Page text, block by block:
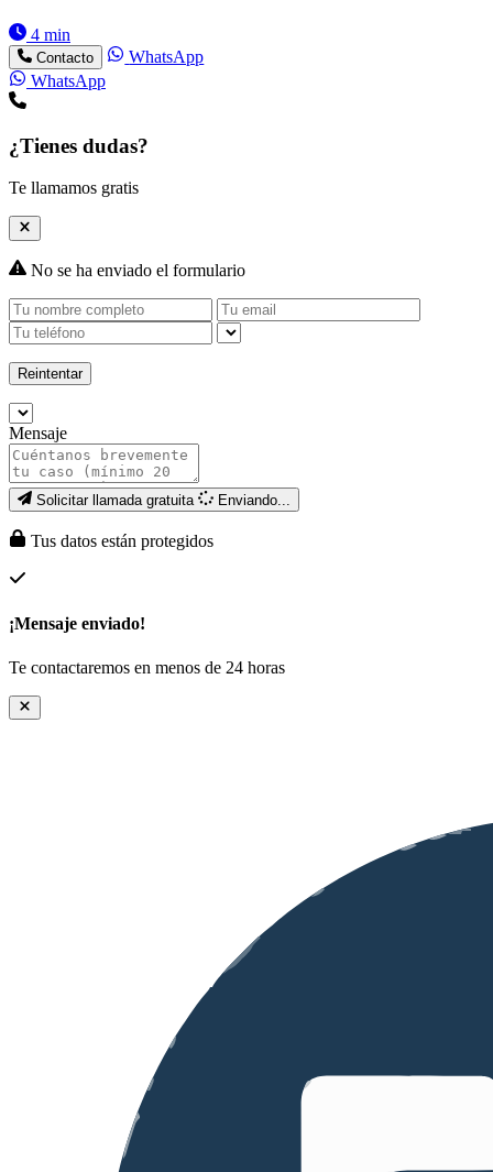
4 min
Contacto
WhatsApp
WhatsApp
¿Tienes dudas?
Te llamamos gratis
No se ha enviado el formulario
Reintentar
Mensaje
Solicitar llamada gratuita Enviando...
Tus datos están protegidos
¡Mensaje enviado!
Te contactaremos en menos de 24 horas